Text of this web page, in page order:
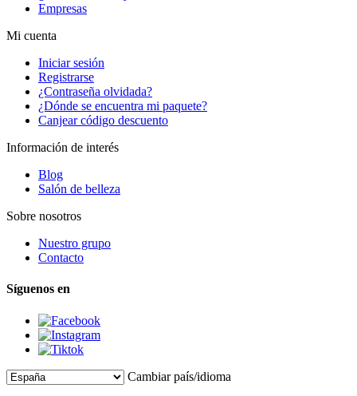
Empresas
Mi cuenta
Iniciar sesión
Registrarse
¿Contraseña olvidada?
¿Dónde se encuentra mi paquete?
Canjear código descuento
Información de interés
Blog
Salón de belleza
Sobre nosotros
Nuestro grupo
Contacto
Síguenos en
Cambiar país/idioma